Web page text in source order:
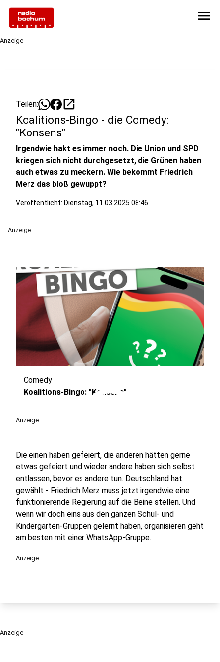
menu
Anzeige
Teilen: open_in_new
Koalitions-Bingo - die Comedy:
"Konsens"
Irgendwie hakt es immer noch. Die Union und SPD
kriegen sich nicht durchgesetzt, die Grünen haben
auch etwas zu meckern. Wie bekommt Friedrich
Merz das bloß gewuppt?
Veröffentlicht: Dienstag, 11.03.2025 08:46
Anzeige
play_circle
Comedy
Koalitions-Bingo: "Konsens"
Anzeige
Die einen haben gefeiert, die anderen hätten gerne
etwas gefeiert und wieder andere haben sich selbst
entlassen, bevor es andere tun. Deutschland hat
gewählt - Friedrich Merz muss jetzt irgendwie eine
funktionierende Regierung auf die Beine stellen. Und
wenn wir doch eins aus den ganzen Schul- und
Kindergarten-Gruppen gelernt haben, organisieren geht
am besten mit einer WhatsApp-Gruppe.
Anzeige
Anzeige